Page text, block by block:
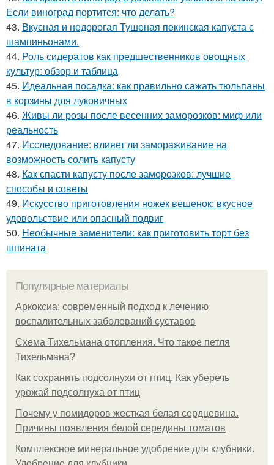
Если виноград портится: что делать?
43. Вкусная и недорогая Тушеная пекинская капуста с
шампиньонами.
44. Роль сидератов как предшественников овощных
культур: обзор и таблица
45. Идеальная посадка: как правильно сажать тюльпаны
в корзины для луковичных
46. Живы ли розы после весенних заморозков: миф или
реальность
47. Исследование: влияет ли замораживание на
возможность солить капусту
48. Как спасти капусту после заморозков: лучшие
способы и советы
49. Искусство приготовления ножек вешенок: вкусное
удовольствие или опасный подвиг
50. Необычные заменители: как приготовить торт без
шпината
Популярные материалы
Аркоксиа: современный подход к лечению
воспалительных заболеваний суставов
Схема Тихельмана отопления. Что такое петля
Тихельмана?
Как сохранить подсолнухи от птиц. Как уберечь
урожай подсолнуха от птиц
Почему у помидоров жесткая белая сердцевина.
Причины появления белой середины томатов
Комплексное минеральное удобрение для клубники.